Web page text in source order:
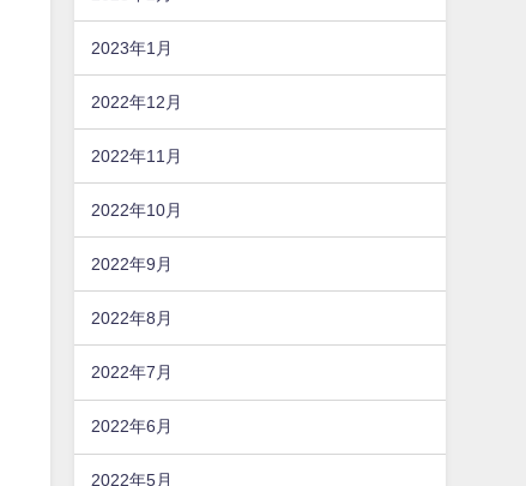
2023年1月
2022年12月
2022年11月
2022年10月
2022年9月
2022年8月
2022年7月
2022年6月
2022年5月